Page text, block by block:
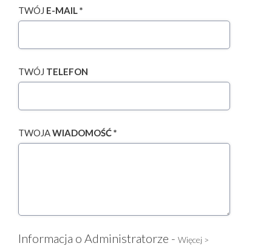
TWÓJ E-MAIL *
TWÓJ TELEFON
TWOJAWIADOMOŚĆ *
Informacja o Administratorze - Więcej >